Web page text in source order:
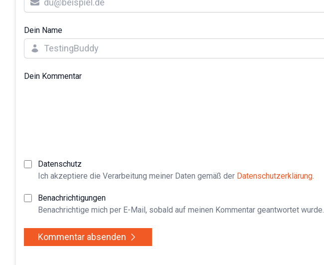
Dein Name
Dein Kommentar
Datenschutz
Ich akzeptiere die Verarbeitung meiner Daten gemäß der Datenschutzerklärung.
Benachrichtigungen
Benachrichtige mich per E-Mail, sobald auf meinen Kommentar geantwortet wurde.
Kommentar absenden